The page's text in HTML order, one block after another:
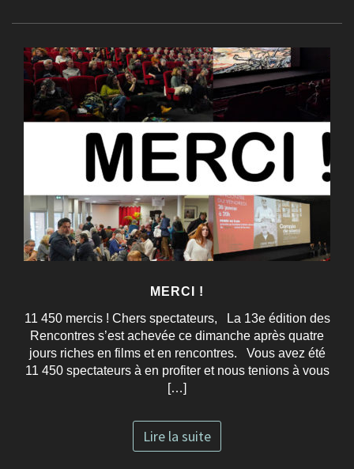
MERCI !
11 450 mercis ! Chers spectateurs, La 13e édition des
Rencontres s’est achevée ce dimanche après quatre
jours riches en films et en rencontres. Vous avez été
11 450 spectateurs à en profiter et nous tenions à vous
[…]
Lire la suite